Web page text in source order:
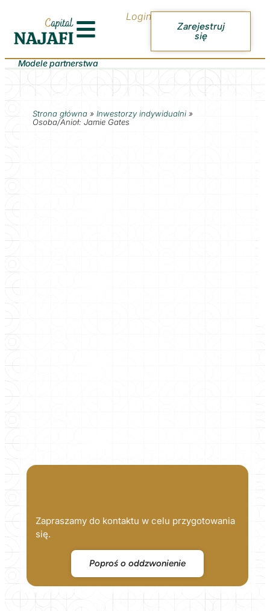
Login
Zarejestruj
się
Modele partnerstwa
Strona główna» Inwestorzy indywidualni»
Osoba/Anioł: Jamie Gates
Zapraszamy do kontaktu w celu przygotowania
się.
Poproś o oddzwonienie